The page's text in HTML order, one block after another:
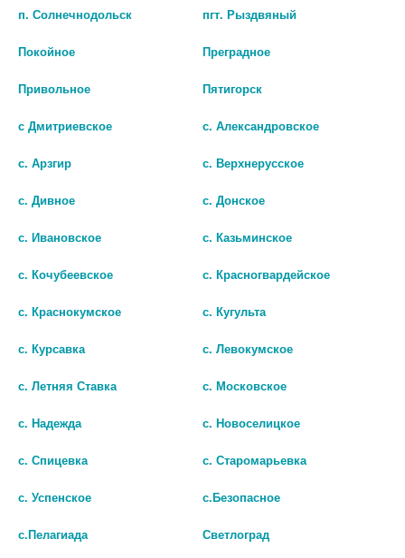
N30 ТАБЛ ПО 250МГ
0 руб.
В КОРЗИНУ
© Городская аптека - Маркетплейс. Все права защищены
п. Солнечнодольск пгт. Рыздвяный
Покойное Преградное
Привольное Пятигорск
с Дмитриевское с. Александровское
с. Арзгир с. Верхнерусское
с. Дивное с. Донское
с. Ивановское с. Казьминское
с. Кочубеевское с. Красногвардейское
с. Краснокумское с. Кугульта
с. Курсавка с. Левокумское
с. Летняя Ставка с. Московское
с. Надежда с. Новоселицкое
с. Спицевка с. Старомарьевка
с. Успенское с.Безопасное
с.Пелагиада Светлоград